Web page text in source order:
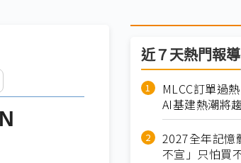
近７天熱門報導
MLCC訂單過
AI基建熱潮將
2027全年記
不宣」只怕買